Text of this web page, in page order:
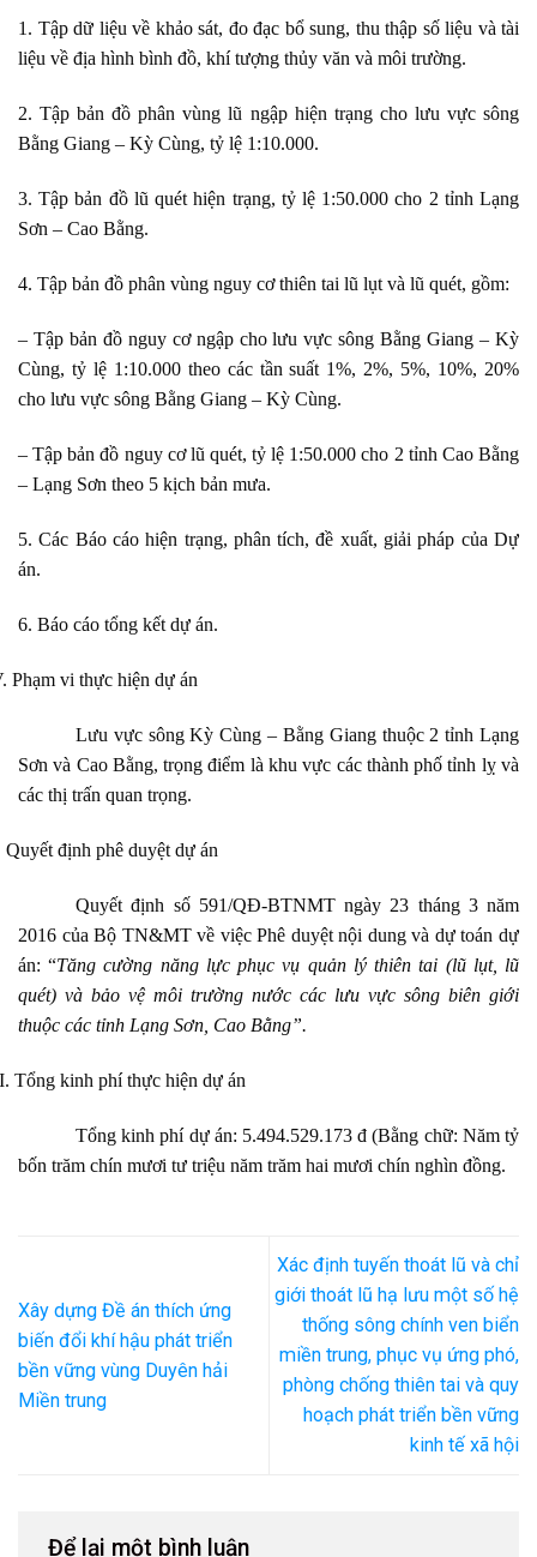
1. Tập dữ liệu về khảo sát, đo đạc bổ sung, thu thập số liệu và tài
liệu về địa hình bình đồ, khí tượng thủy văn và môi trường.
2. Tập bản đồ phân vùng lũ ngập hiện trạng cho lưu vực sông
Bằng Giang – Kỳ Cùng, tỷ lệ 1:10.000.
3. Tập bản đồ lũ quét hiện trạng, tỷ lệ 1:50.000 cho 2 tỉnh Lạng
Sơn – Cao Bằng.
4. Tập bản đồ phân vùng nguy cơ thiên tai lũ lụt và lũ quét, gồm:
– Tập bản đồ nguy cơ ngập cho lưu vực sông Bằng Giang – Kỳ
Cùng, tỷ lệ 1:10.000 theo các tần suất 1%, 2%, 5%, 10%, 20%
cho lưu vực sông Bằng Giang – Kỳ Cùng.
– Tập bản đồ nguy cơ lũ quét, tỷ lệ 1:50.000 cho 2 tỉnh Cao Bằng
– Lạng Sơn theo 5 kịch bản mưa.
5. Các Báo cáo hiện trạng, phân tích, đề xuất, giải pháp của Dự
án.
6. Báo cáo tổng kết dự án.
Phạm vi thực hiện dự án
Lưu vực sông Kỳ Cùng – Bằng Giang thuộc 2 tỉnh Lạng
Sơn và Cao Bằng, trọng điểm là khu vực các thành phố tỉnh lỵ và
các thị trấn quan trọng.
Quyết định phê duyệt dự án
Quyết định số 591/QĐ-BTNMT ngày 23 tháng 3 năm
2016 của Bộ TN&MT về việc Phê duyệt nội dung và dự toán dự
án: “Tăng cường năng lực phục vụ quản lý thiên tai (lũ lụt, lũ
quét) và bảo vệ môi trường nước các lưu vực sông biên giới
thuộc các tỉnh Lạng Sơn, Cao Bằng”.
Tổng kinh phí thực hiện dự án
Tổng kinh phí dự án: 5.494.529.173 đ (Bằng chữ: Năm tỷ
bốn trăm chín mươi tư triệu năm trăm hai mươi chín nghìn đồng.
Xây dựng Đề án thích ứng
biến đổi khí hậu phát triển
bền vững vùng Duyên hải
Miền trung
Xác định tuyến thoát lũ và chỉ
giới thoát lũ hạ lưu một số hệ
thống sông chính ven biển
miền trung, phục vụ ứng phó,
phòng chống thiên tai và quy
hoạch phát triển bền vững
kinh tế xã hội
Để lại một bình luận